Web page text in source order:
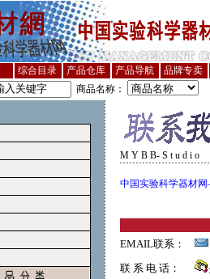
综合目录 产品仓库 产品导航
品牌专卖
商品名称：
M Y B B- S t u d i o
中国实验科学器材
EMAIL联系：
联 系 电 话：